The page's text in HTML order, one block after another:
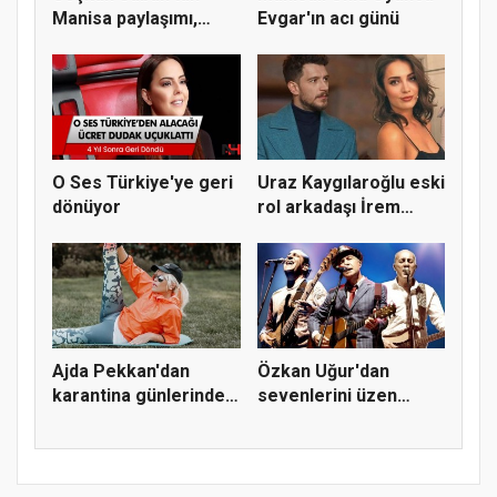
Manisa paylaşımı,
Evgar'ın acı günü
O Ses Türkiye'ye geri
dönüyor
Uraz Kaygılaroğlu eski
rol arkadaşı İrem
Ajda Pekkan'dan
karantina günlerinde
Özkan Uğur'dan
sevenlerini üzen